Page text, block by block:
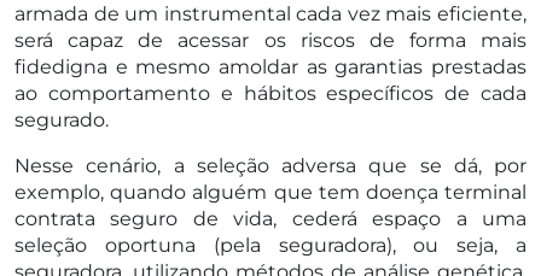
armada de um instrumental cada vez mais eficiente,
será capaz de acessar os riscos de forma mais
fidedigna e mesmo amoldar as garantias prestadas
ao comportamento e hábitos específicos de cada
segurado.
Nesse cenário, a seleção adversa que se dá, por
exemplo, quando alguém que tem doença terminal
contrata seguro de vida, cederá espaço a uma
seleção oportuna (pela seguradora), ou seja, a